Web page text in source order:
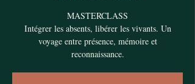
MASTERCLASS
Intégrer les absents, libérer les vivants. Un
voyage entre présence, mémoire et
reconnaissance.